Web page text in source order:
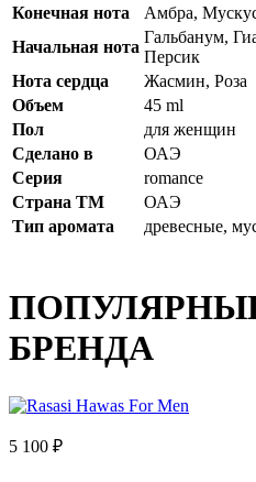
Конечная нота
Амбра,
Начальная нота
Гальбанум,
Персик
Нота сердца
Жасмин, Роза
Объем
45 ml
Пол
для женщин
Сделано в
ОАЭ
Серия
romance
Страна ТМ
ОАЭ
Тип аромата
древесные,
БРЕНДА
5 100 ₽